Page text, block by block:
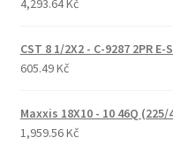
CST 8 1/2X2 - C-9287 2PR E-
605.49 Kč
Maxxis 18X10 - 10 46Q (225/
1,959.56 Kč